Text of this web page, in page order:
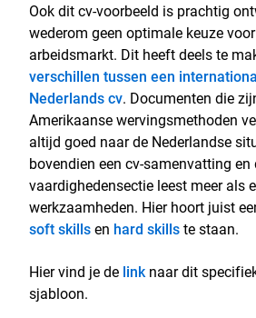
Ook dit cv-voorbeeld is prachtig
wederom geen optimale keuze
arbeidsmarkt. Dit heeft deels te
verschillen tussen een
Nederlands cv. Documenten die
Amerikaanse wervingsmethoden
altijd goed naar de Nederlandse
bovendien een cv-samenvatting en
vaardighedensectie leest meer als
werkzaamheden. Hier hoort juist
soft skillsen hard skillste staan.
Hier vind je de linknaar dit
sjabloon.